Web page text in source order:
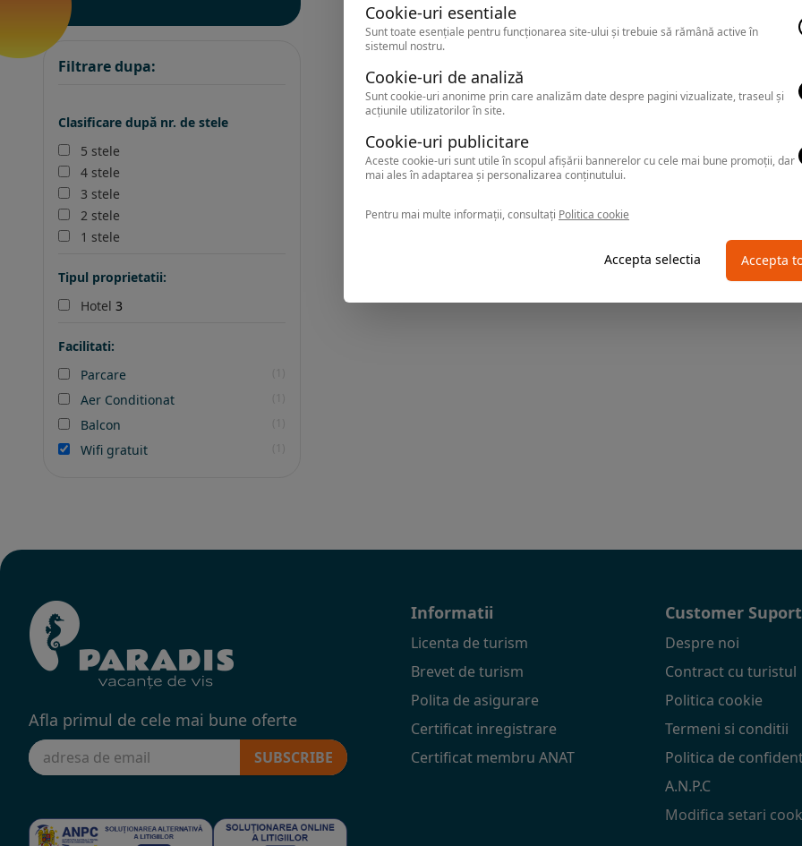
Filtrare dupa:
Clasificare după nr. de stele
5 stele
4 stele
3 stele
2 stele
1 stele
Tipul proprietatii:
Hotel 3
Facilitati:
Parcare
Aer Conditionat
Balcon
Wifi gratuit
Afla primul de cele mai bune oferte
SUBSCRIBE
Informatii
Licenta de turism
Brevet de turism
Polita de asigurare
Certificat inregistrare
Certificat membru ANAT
Customer Suport
Despre noi
Contract cu turistul
Politica cookie
Termeni si conditii
Politica de
A.N.P.C
Modifica setari
Cookie-uri esentiale
Sunt toate esențiale pentru funcționarea site-ului și trebuie să rămână active în
sistemul nostru.
Cookie-uri de analiză
Sunt cookie-uri anonime prin care analizăm date despre pagini vizualizate, traseul și
acțiunile utilizatorilor în site.
Cookie-uri publicitare
Aceste cookie-uri sunt utile în scopul afișării bannerelor cu cele mai bune promoții, dar
mai ales în adaptarea și personalizarea conținutului.
Pentru mai multe informații, consultați Politica cookie
Accepta selectia Accepta